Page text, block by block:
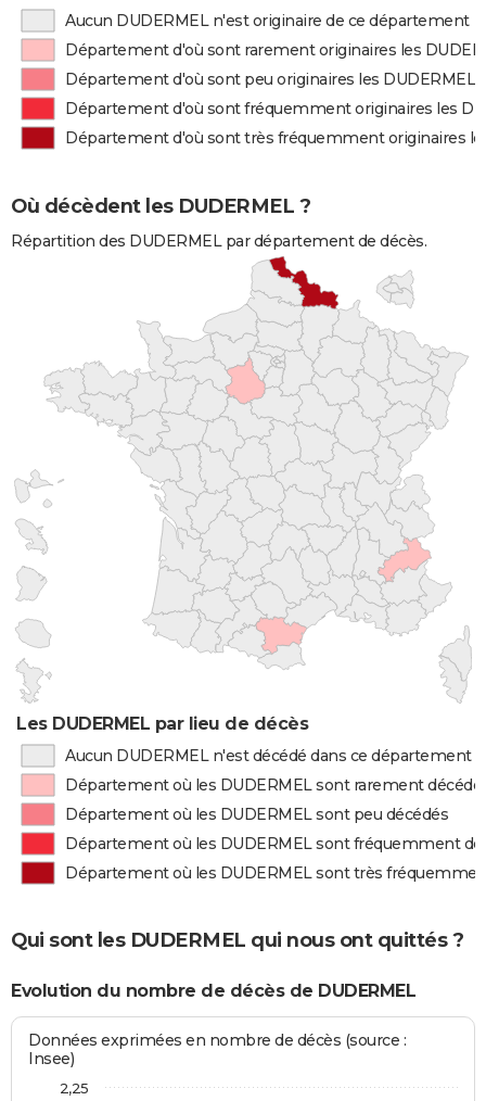
Aucun DUDERMEL n'est originaire de ce département
Département d'où sont rarement originaires les
Département d'où sont peu originaires les DUDERMEL
Département d'où sont fréquemment originaires les
Département d'où sont très fréquemment originaires
Où décèdent les DUDERMEL ?
Répartition des DUDERMEL par département de décès.
Les DUDERMEL par lieu de décès
Aucun DUDERMEL n'est décédé dans ce département
Département où les DUDERMEL sont rarement
Département où les DUDERMEL sont peu décédés
Département où les DUDERMEL sont fréquemment
Département où les DUDERMEL sont très
Qui sont les DUDERMEL qui nous ont quittés ?
Evolution du nombre de décès de DUDERMEL
Données exprimées en nombre de décès (source :
Insee)
2,25